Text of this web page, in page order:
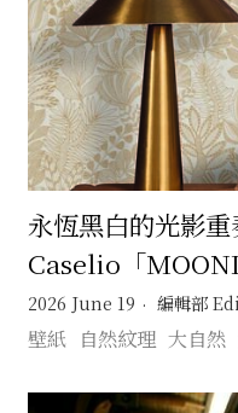
永恆黑白的光影
Caselio「
（三）：月映鎏光
學
2026 June 19 編輯部
壁紙 自然紋理 大自然